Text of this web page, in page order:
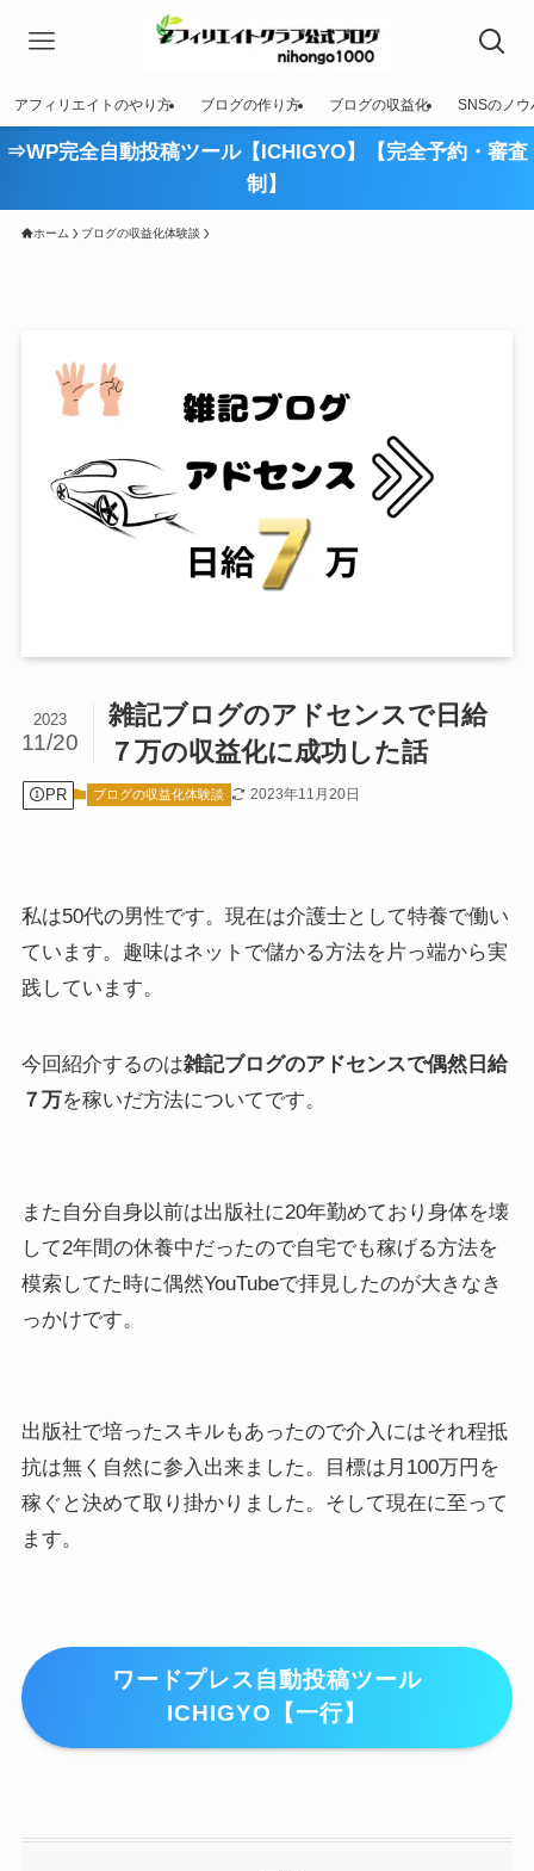
アフィリエイトのやり方 ブログの作り方 ブログの収益化 SNSのノウ
⇒WP完全自動投稿ツール【ICHIGYO】【完全予約・審査
制】
ホーム ブログの収益化体験談
雑記ブログのアドセンスで日給
７万の収益化に成功した話
2023
11/20
PR ブログの収益化体験談 2023年11月20日
私は50代の男性です。現在は介護士として特養で働い
ています。趣味はネットで儲かる方法を片っ端から実
践しています。
今回紹介するのは雑記ブログのアドセンスで偶然日給
７万を稼いだ方法についてです。
また自分自身以前は出版社に20年勤めており身体を壊
して2年間の休養中だったので自宅でも稼げる方法を
模索してた時に偶然YouTubeで拝見したのが大きなき
っかけです。
出版社で培ったスキルもあったので介入にはそれ程抵
抗は無く自然に参入出来ました。目標は月100万円を
稼ぐと決めて取り掛かりました。そして現在に至って
ます。
ワードプレス自動投稿ツール
ICHIGYO【一行】